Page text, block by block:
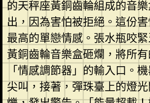
的天秤座黃銅齒輪組成的音
出，因為害怕被拒絕。這份
最高的單戀情感。張水瓶咬
黃銅齒輪音樂盒砸爛，將所
「情感調節器」的輸入口。
尖叫，接著，彈珠臺上的燈